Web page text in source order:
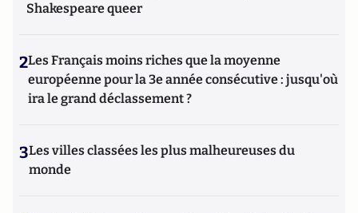
Shakespeare queer
2Les Français moins riches que la moyenne
européenne pour la 3e année consécutive : jusqu'où
ira le grand déclassement ?
3Les villes classées les plus malheureuses du
monde